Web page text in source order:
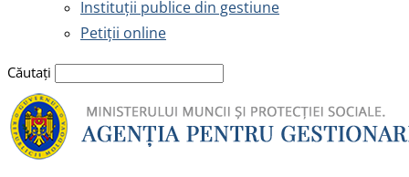
Instituții publice din gestiune
Petiții online
Căutați